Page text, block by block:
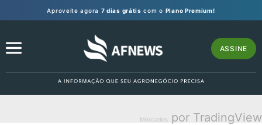
Aproveite agora 7 dias grátis com o Plano Premium!
ASSINE
Mercados por TradingView